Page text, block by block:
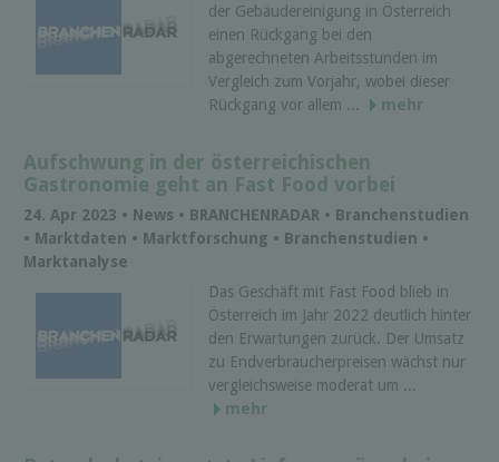
der Gebäudereinigung in Österreich
einen Rückgang bei den
abgerechneten Arbeitsstunden im
Vergleich zum Vorjahr, wobei dieser
Rückgang vor allem ...
mehr
Aufschwung in der österreichischen
Gastronomie geht an Fast Food vorbei
24. Apr 2023 • News • BRANCHENRADAR • Branchenstudien
• Marktdaten • Marktforschung • Branchenstudien •
Marktanalyse
Das Geschäft mit Fast Food blieb in
Österreich im Jahr 2022 deutlich hinter
den Erwartungen zurück. Der Umsatz
zu Endverbraucherpreisen wächst nur
vergleichsweise moderat um ...
mehr